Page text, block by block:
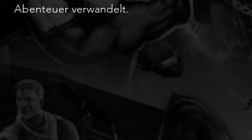
Abenteuer verwandelt.